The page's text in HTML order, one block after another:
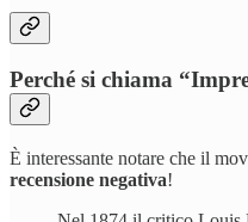
Perché si chiama
È interessante notare che il
recensione negativa!